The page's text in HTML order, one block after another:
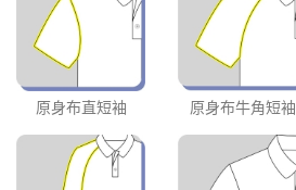
原身布直短袖 原身布牛角短袖